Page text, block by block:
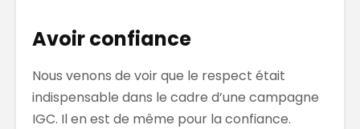
Avoir confiance
Nous venons de voir que le respect était
indispensable dans le cadre d’une campagne
IGC. Il en est de même pour la confiance.